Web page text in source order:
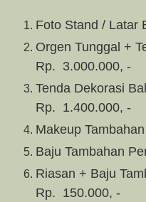
Foto Stand / Latar
Orgen Tunggal +
Rp. 3.000.000, -
Tenda Dekorasi
Rp. 1.400.000, -
Makeup
Baju Tambahan
Riasan + Baju
Rp. 150.000, -